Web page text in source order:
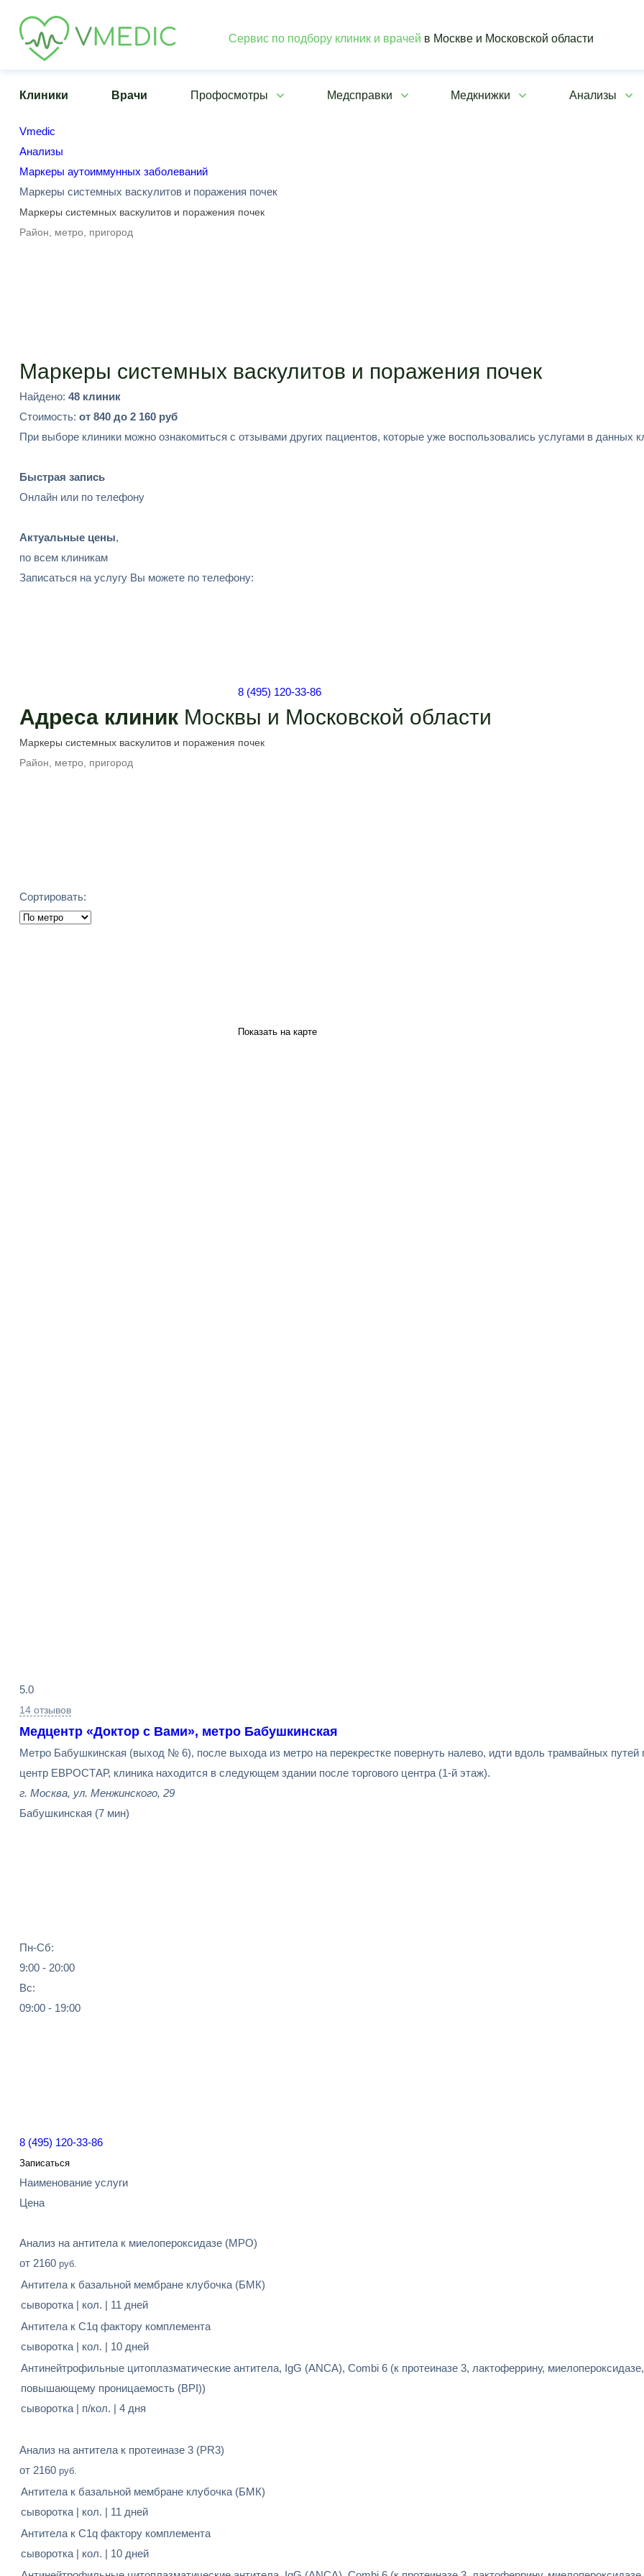
Сервис по подбору клиник и врачей в Москве и Московской области
Клиники Врачи Профосмотры Медсправки Медкнижки Анализы
Vmedic
Анализы
Маркеры аутоиммунных заболеваний
Маркеры системных васкулитов и поражения почек
Маркеры системных васкулитов и поражения почек
Найдено: 48 клиник
Стоимость: от 840 до 2 160 руб
При выборе клиники можно ознакомиться с отзывами других пациентов, которые уже воспользовались услугами в данных
Быстрая запись
Онлайн или по телефону
Актуальные цены,
по всем клиникам
Записаться на услугу Вы можете по телефону:
8 (495) 120-33-86
Адреса клиник Москвы и Московской области
Сортировать:
Показать на карте
поиска
5.0
14 отзывов
Медцентр «Доктор с Вами», метро Бабушкинская
Метро Бабушкинская (выход № 6), после выхода из метро на перекрестке повернуть налево, идти вдоль трамвайных
центр ЕВРОСТАР, клиника находится в следующем здании после торгового центра (1-й этаж).
г. Москва, ул. Менжинского, 29
Бабушкинская (7 мин)
Пн-Сб:
9:00 - 20:00
Вс:
09:00 - 19:00
8 (495) 120-33-86
Записаться
Наименование услуги
Цена
Анализ на антитела к миелопероксидазе (МРО)
от 2160 руб.
Антитела к базальной мембране клубочка (БМК)
сыворотка | кол. | 11 дней
Антитела к С1q фактору комплемента
сыворотка | кол. | 10 дней
Антинейтрофильные цитоплазматические антитела, IgG (ANCA), Combi 6 (к протеиназе 3, лактоферрину,
повышающему проницаемость (BPI))
сыворотка | п/кол. | 4 дня
Анализ на антитела к протеиназе 3 (PR3)
от 2160 руб.
Антитела к базальной мембране клубочка (БМК)
сыворотка | кол. | 11 дней
Антитела к С1q фактору комплемента
сыворотка | кол. | 10 дней